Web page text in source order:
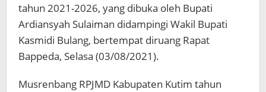
tahun 2021-2026, yang dibuka oleh Bupati
Ardiansyah Sulaiman didampingi Wakil Bupati
Kasmidi Bulang, bertempat diruang Rapat
Bappeda, Selasa (03/08/2021).
Musrenbang RPJMD Kabupaten Kutim tahun